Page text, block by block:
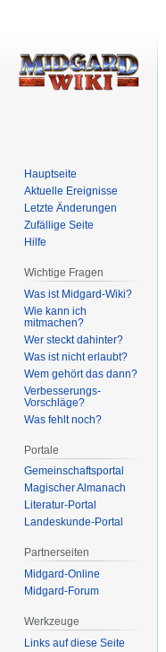
Hauptseite
Aktuelle Ereignisse
Letzte Änderungen
Zufällige Seite
Hilfe
Wichtige Fragen
Was ist Midgard-Wiki?
Wie kann ich
mitmachen?
Wer steckt dahinter?
Was ist nicht erlaubt?
Wem gehört das dann?
Verbesserungs-
Vorschläge?
Was fehlt noch?
Portale
Gemeinschafts­portal
Magischer Almanach
Literatur-Portal
Landeskunde-Portal
Partnerseiten
Midgard-Online
Midgard-Forum
Werkzeuge
Links auf diese Seite